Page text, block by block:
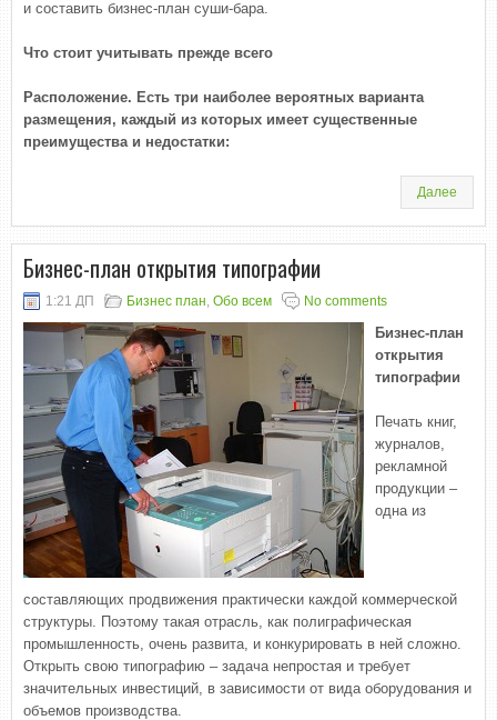
и составить бизнес-план суши-бара.
Что стоит учитывать прежде всего
Расположение. Есть три наиболее вероятных варианта
размещения, каждый из которых имеет существенные
преимущества и недостатки:
Далее
Бизнес-план открытия типографии
1:21 ДП Бизнес план, Обо всем No comments
Бизнес-план
открытия
типографии
Печать книг,
журналов,
рекламной
продукции –
одна из
составляющих продвижения практически каждой коммерческой
структуры. Поэтому такая отрасль, как полиграфическая
промышленность, очень развита, и конкурировать в ней сложно.
Открыть свою типографию – задача непростая и требует
значительных инвестиций, в зависимости от вида оборудования и
объемов производства.